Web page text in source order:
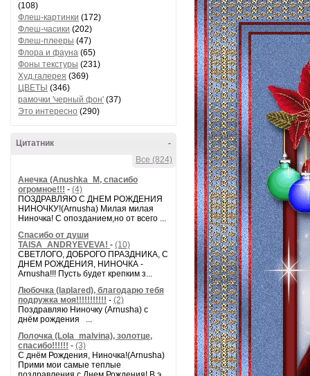
(108)
Флеш-картинки (172)
Флеш-часики (202)
Флеш-плееры (47)
Флора и фауна (65)
Фоны текстуры (231)
Худ.галерея (369)
ЦВЕТЫ (346)
рамочки 'черный фон' (37)
Это интересно (290)
-
Цитатник
Все (824)
Анечка (Anushka_M, спасибо
огромное!!! - (4)
ПОЗДРАВЛЯЮ С ДНЕМ РОЖДЕНИЯ
НИНОЧКУ!(Arnusha) Милая милая
Ниночка! С опозданием,но от всего ...
Спасибо от души
TAISA_ANDRYEVEVA! - (10)
СВЕТЛОГО, ДОБРОГО ПРАЗДНИКА, С
ДНЕМ РОЖДЕНИЯ, НИНОЧКА -
Arnusha!!! Пусть будет крепким з...
Любочка (laplared), благодарю тебя
подружка моя!!!!!!!!!!! - (2)
Поздравляю Ниночку (Arnusha) с
днём рождения ...
Лолочка (Lola_malvina), золотце,
спасибо!!!!!! - (3)
С днём Рождения, Ниночка!(Аrnusha)
Прими мои самые теплые